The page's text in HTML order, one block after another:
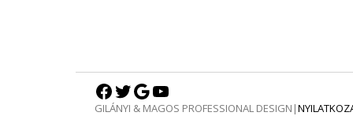
Facebook
Twitter
Google
YouTube
GILÁNYI & MAGOS PROFESSIONAL DESIGN |